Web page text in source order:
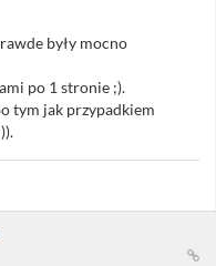
były mocno
po 1 stronie ;).
tym jak przypadkiem